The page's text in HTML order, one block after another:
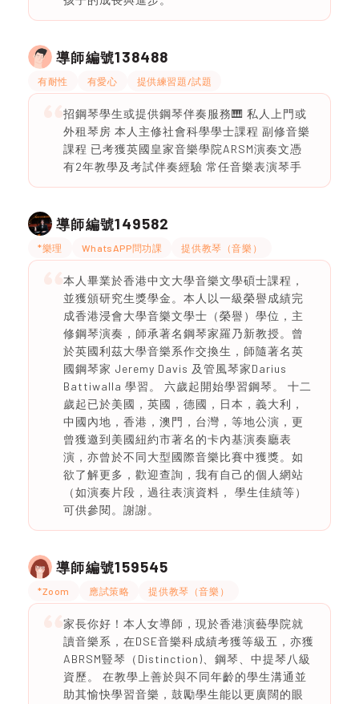
導師編號138488
有耐性 有愛心 提供練習題/試題
招鋼琴學生或提供鋼琴伴奏服務🎹 私人上門或
外租琴房 本人主修社會科學學士課程 副修音樂
課程 已考獲英國皇家音樂學院ARSM演奏文憑
有2年教學及考試伴奏經驗 常任音樂表演琴手
導師編號149582
*樂理 WhatsAPP問功課 提供教琴（音樂）
本人畢業於香港中文大學音樂文學碩士課程，
並獲頒研究生獎學金。本人以一級榮譽成績完
成香港浸會大學音樂文學士（榮譽）學位，主
修鋼琴演奏，師承著名鋼琴家羅乃新教授。曾
於英國利茲大學音樂系作交換生，師隨著名英
國鋼琴家 Jeremy Davis 及管風琴家Darius
Battiwalla 學習。 六歲起開始學習鋼琴。 十二
歲起已於美國，英國，德國，日本，義大利，
中國內地，香港，澳門，台灣，等地公演，更
曾獲邀到美國紐約市著名的卡內基演奏廳表
演，亦曾於不同大型國際音樂比賽中獲獎。如
欲了解更多，歡迎查詢，我有自己的個人網站
（如演奏片段，過往表演資料， 學生佳績等）
可供參閱。謝謝。
導師編號159545
*Zoom 應試策略 提供教琴（音樂）
家長你好！本人女導師，現於香港演藝學院就
讀音樂系，在DSE音樂科成績考獲等級五，亦獲
ABRSM豎琴（Distinction)、鋼琴、中提琴八級
資歷。 在教學上善於與不同年齡的學生溝通並
助其愉快學習音樂，鼓勵學生能以更廣闊的眼